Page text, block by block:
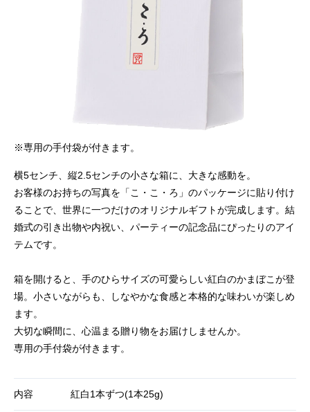
※専用の手付袋が付きます。
横5センチ、縦2.5センチの小さな箱に、大きな感動を。
お客様のお持ちの写真を「こ・こ・ろ」のパッケージに貼り付け
ることで、世界に一つだけのオリジナルギフトが完成します。結
婚式の引き出物や内祝い、パーティーの記念品にぴったりのアイ
テムです。
箱を開けると、手のひらサイズの可愛らしい紅白のかまぼこが登
場。小さいながらも、しなやかな食感と本格的な味わいが楽しめ
ます。
大切な瞬間に、心温まる贈り物をお届けしませんか。
専用の手付袋が付きます。
内容 紅白1本ずつ(1本25g)